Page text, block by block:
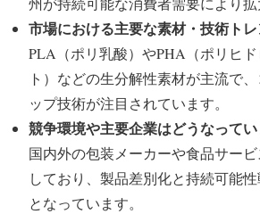
市場における主要な素材・技術トレ
PLA（ポリ乳酸）やPHA（ポリヒ
ト）などの生分解性素材が主流で
ップ技術が注目されています。
競争環境や主要企業はどうなってい
国内外の包装メーカーや食品サー
しており、製品差別化と持続可能
となっています。